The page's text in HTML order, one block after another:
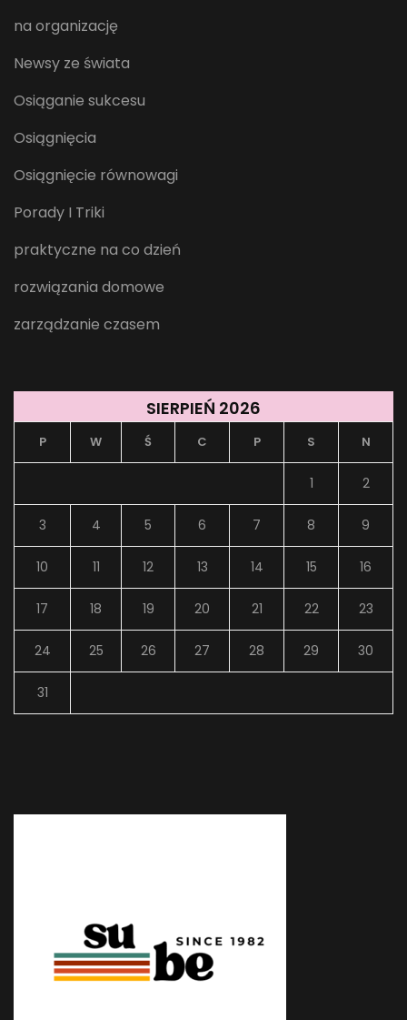
na organizację
Newsy ze świata
Osiąganie sukcesu
Osiągnięcia
Osiągnięcie równowagi
Porady I Triki
praktyczne na co dzień
rozwiązania domowe
zarządzanie czasem
SIERPIEŃ 2026
P W Ś C P S N
1 2
3 4 5 6 7 8 9
10 11 12 13 14 15 16
17 18 19 20 21 22 23
24 25 26 27 28 29 30
31